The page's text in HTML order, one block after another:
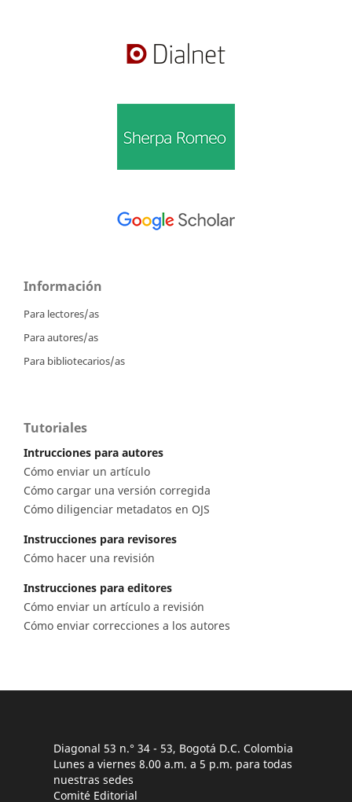
Información
Para lectores/as
Para autores/as
Para bibliotecarios/as
Tutoriales
Intrucciones para autores
Cómo enviar un artículo
Cómo cargar una versión corregida
Cómo diligenciar metadatos en OJS
Instrucciones para revisores
Cómo hacer una revisión
Instrucciones para editores
Cómo enviar un artículo a revisión
Cómo enviar correcciones a los autores
Diagonal 53 n.° 34 - 53, Bogotá D.C. Colombia
Lunes a viernes 8.00 a.m. a 5 p.m. para todas
nuestras sedes
Comité Editorial